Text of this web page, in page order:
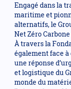
Engagé dans la
maritime et
alternatifs, le
Net Zéro Carbone
À travers la
également face
une réponse
et logistique du
monde du